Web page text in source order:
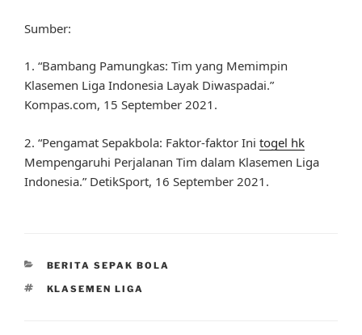
Sumber:
1. “Bambang Pamungkas: Tim yang Memimpin
Klasemen Liga Indonesia Layak Diwaspadai.”
Kompas.com, 15 September 2021.
2. “Pengamat Sepakbola: Faktor-faktor Ini togel hk
Mempengaruhi Perjalanan Tim dalam Klasemen Liga
Indonesia.” DetikSport, 16 September 2021.
CATEGORIES
BERITA SEPAK BOLA
TAGS
KLASEMEN LIGA